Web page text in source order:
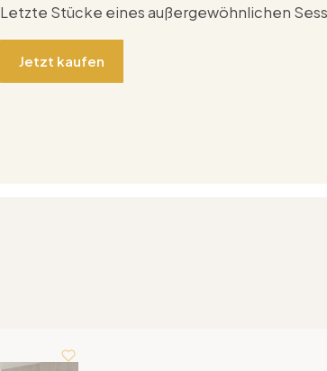
Letzte Stücke eines außergewöhnlichen
Jetzt kaufen